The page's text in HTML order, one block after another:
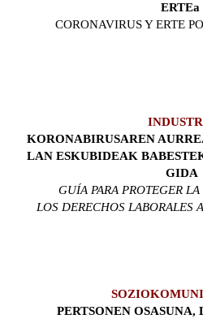
ERTEa
CORONAVIRUS Y ERTE
KORONABIRUSAREN
LAN ESKUBIDEAK
GIDA
GUÍA PARA PROTEGER
LOS DERECHOS LABORALES
PERTSONEN